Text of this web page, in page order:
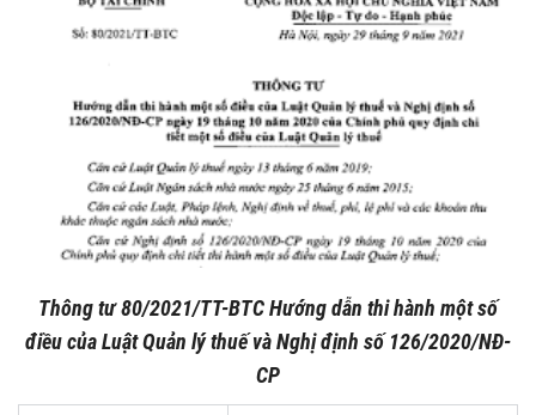
Thông tư 80/2021/TT-BTC Hướng dẫn thi hành một số
điều của Luật Quản lý thuế và Nghị định số 126/2020/NĐ-
CP